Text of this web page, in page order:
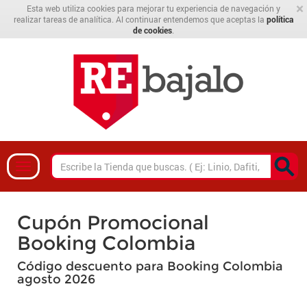
×
Esta web utiliza cookies para mejorar tu experiencia de navegación y
realizar tareas de analítica. Al continuar entendemos que aceptas la política
de cookies
Cupón Promocional
Booking Colombia
Código descuento para Booking Colombia
agosto 2026